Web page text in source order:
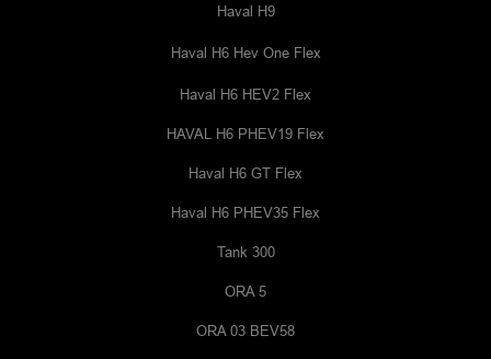
Haval H9
Haval H6 Hev One Flex
Haval H6 HEV2 Flex
HAVAL H6 PHEV19 Flex
Haval H6 GT Flex
Haval H6 PHEV35 Flex
Tank 300
ORA 5
ORA 03 BEV58